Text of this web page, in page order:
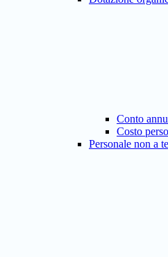
Conto
Costo
Personale non a